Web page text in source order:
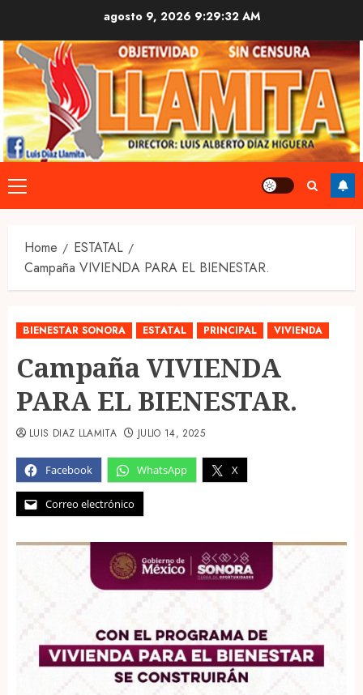
content
agosto 9, 2026 9:29:33 AM
Primary
Menu
Home
ESTATAL
Campaña VIVIENDA PARA EL BIENESTAR.
BIENESTAR SONORA ESTATAL PRINCIPAL VIVIENDA
Campaña VIVIENDA
PARA EL BIENESTAR.
Facebook WhatsApp X
Correo electrónico
LUIS DIAZ LLAMITA JULIO 14, 2025